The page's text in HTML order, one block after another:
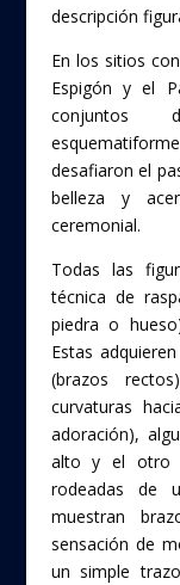
descripción
En los sitios
Espigón y el
conjuntos
desafiaron el
belleza y
ceremonial.
Todas las
técnica de
piedra o
Estas
(brazos
curvaturas
adoración),
alto y el otro
rodeadas de
muestran
sensación de
un simple